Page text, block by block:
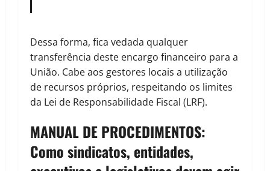
Dessa forma, fica vedada qualquer
transferência deste encargo financeiro para a
União. Cabe aos gestores locais a utilização
de recursos próprios, respeitando os limites
da Lei de Responsabilidade Fiscal (LRF).
MANUAL DE PROCEDIMENTOS:
Como sindicatos, entidades,